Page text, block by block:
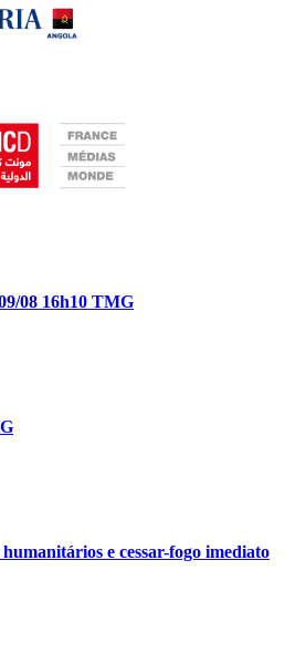
08 16h10 TMG
e cessar-fogo imediato